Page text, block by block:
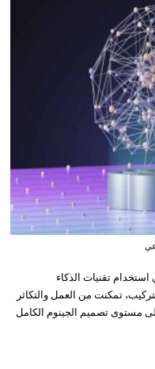
تقنيات الذكاء
تمكنت من العمل والتكاثر
مستوى تصميم الجينوم الكامل